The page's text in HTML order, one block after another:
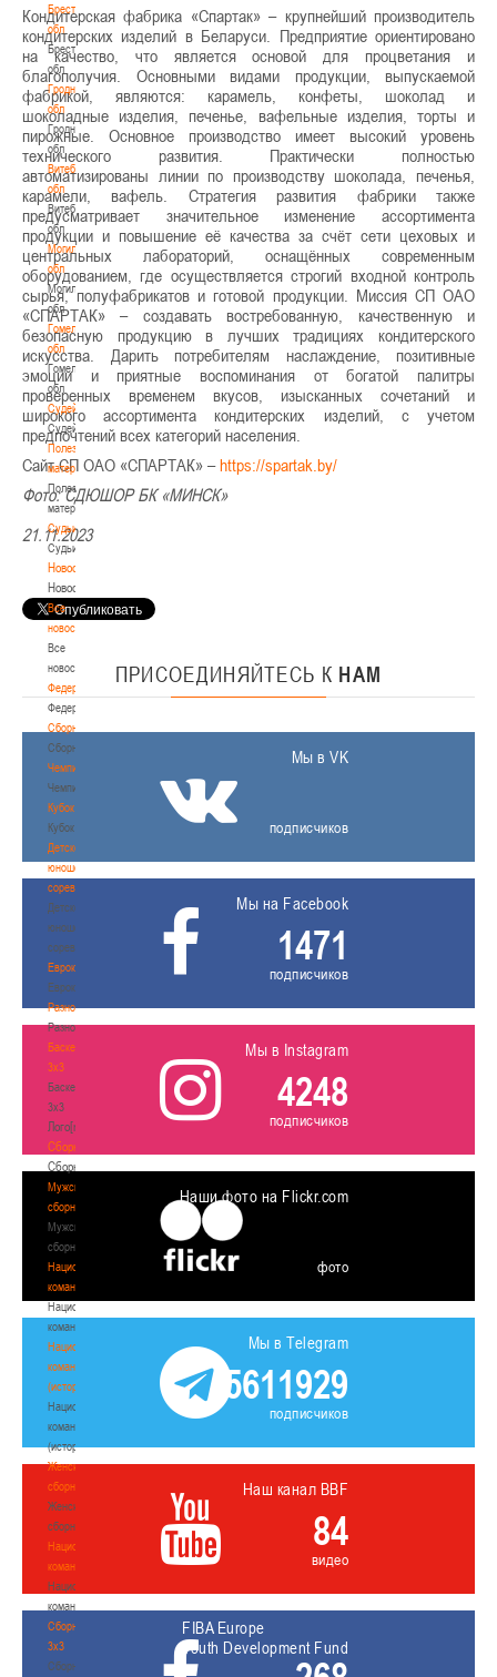
Брестская
обл
Брестская
обл
Гродненская
обл
Гродненская
обл
Витебская
обл
Витебская
обл
Могилевская
обл
Могилевская
обл
Гомельская
обл
Гомельская
обл
Судейство
Судейство
Полезные
материалы
Полезные
материалы
Судьи
Судьи
Новости
Новости
Все
новости
Все
новости
Федерация
Федерация
Сборные
Сборные
Чемпионат
Чемпионат
Кубок
Кубок
Детско-
юношеские
соревнования
Детско-
юношеские
соревнования
Еврокубки
Еврокубки
Разное
Разное
Баскетбол
3х3
Баскетбол
3х3
Лого[modid=121]
Сборные
Сборные
Мужские
сборные
Мужские
сборные
Национальная
команда
Национальная
команда
Национальная
команда
(история)
Национальная
команда
(история)
Женские
сборные
Женские
сборные
Национальная
команда
Национальная
команда
Сборные
3х3
Сборные
Кондитерская фабрика «Спартак» – крупнейший производитель
кондитерских изделий в Беларуси. Предприятие ориентировано
на качество, что является основой для процветания и
благополучия. Основными видами продукции, выпускаемой
фабрикой, являются: карамель, конфеты, шоколад и
шоколадные изделия, печенье, вафельные изделия, торты и
пирожные. Основное производство имеет высокий уровень
технического развития. Практически полностью
автоматизированы линии по производству шоколада, печенья,
карамели, вафель. Стратегия развития фабрики также
предусматривает значительное изменение ассортимента
продукции и повышение её качества за счёт сети цеховых и
центральных лабораторий, оснащённых современным
оборудованием, где осуществляется строгий входной контроль
сырья, полуфабрикатов и готовой продукции. Миссия СП ОАО
«СПАРТАК» – создавать востребованную, качественную и
безопасную продукцию в лучших традициях кондитерского
искусства. Дарить потребителям наслаждение, позитивные
эмоции и приятные воспоминания от богатой палитры
проверенных временем вкусов, изысканных сочетаний и
широкого ассортимента кондитерских изделий, с учетом
предпочтений всех категорий населения.
Сайт СП ОАО «СПАРТАК» –https://spartak.by/
Фото: СДЮШОР БК «МИНСК»
21.11.2023
ПРИСОЕДИНЯЙТЕСЬ К НАМ
Мы в VK
подписчиков
Мы на Facebook
1471
подписчиков
Мы в Instagram
4248
подписчиков
Наши фото на Flickr.com
фото
Мы в Telegram
5611929
подписчиков
Наш канал BBF
84
видео
FIBA Europe
Youth Development Fund